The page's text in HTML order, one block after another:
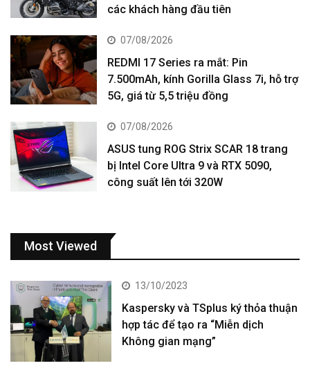
các khách hàng đầu tiên
07/08/2026
REDMI 17 Series ra mắt: Pin
7.500mAh, kính Gorilla Glass 7i, hỗ trợ
5G, giá từ 5,5 triệu đồng
07/08/2026
ASUS tung ROG Strix SCAR 18 trang
bị Intel Core Ultra 9 và RTX 5090,
công suất lên tới 320W
Most Viewed
13/10/2023
Kaspersky và TSplus ký thỏa thuận
hợp tác để tạo ra “Miễn dịch
Không gian mạng”